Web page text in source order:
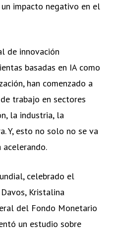
impacto negativo en el
de innovación
basadas en IA como
han comenzado a
trabajo en sectores
la industria, la
Y, esto no solo no se va
acelerando.
celebrado el
Kristalina
del Fondo Monetario
un estudio sobre